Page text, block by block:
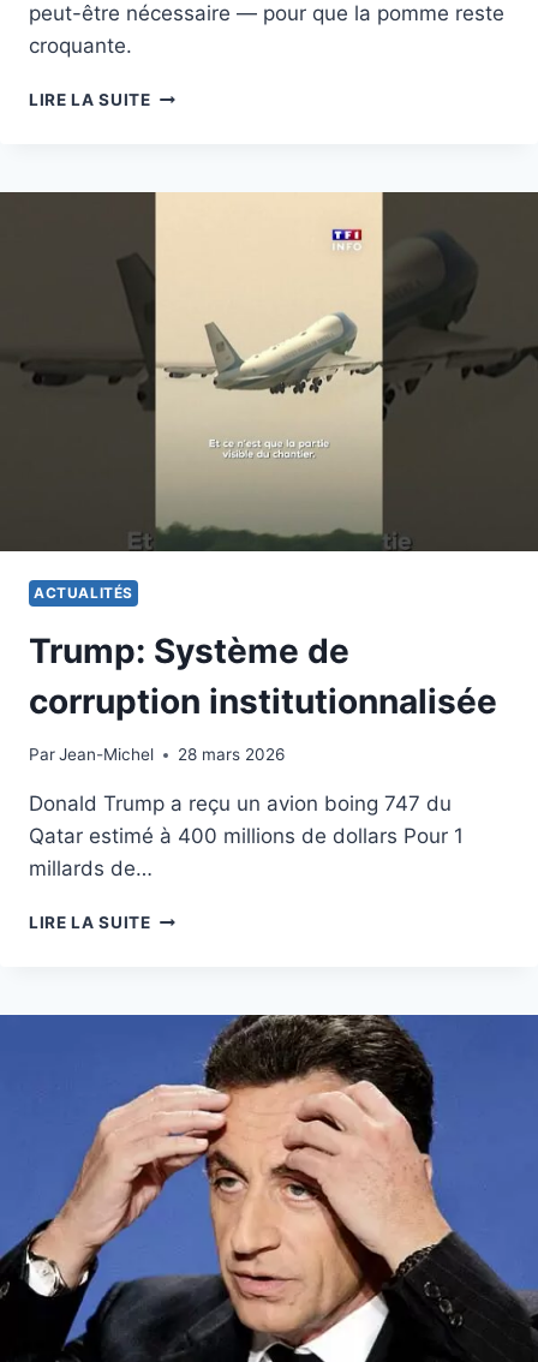
peut-être nécessaire — pour que la pomme reste
croquante.
LIRE LA SUITETIM
:
NOMMÉ
1ER
SEPTEMBRE
ACTUALITÉS
Trump: Système de
corruption institutionnalisée
ParJean-Michel
19 janvier 2026 28 mars 2026
Donald Trump a reçu un avion boing 747 du
Qatar estimé à 400 millions de dollars Pour 1
millards de…
LIRE LA SUITETRUMP:
INSTITUTIONNALISÉE